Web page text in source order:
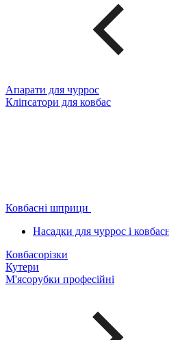
Апарати для чуррос
Кліпсатори для ковбас
Ковбасні шприци
Насадки для чуррос і
Ковбасорізки
Кутери
М'ясорубки професійні